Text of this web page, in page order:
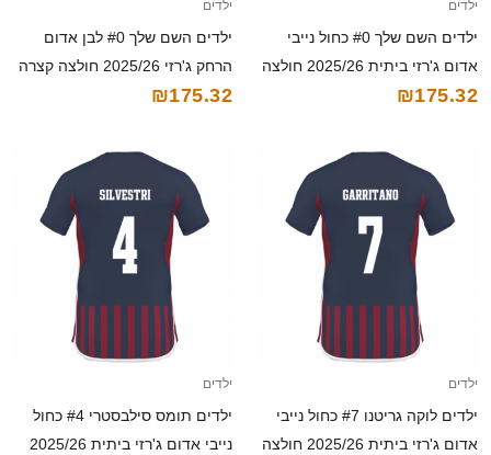
ילדים
ילדים השם שלך #0 כחול נייבי
אדום ג'רזי ביתית 2025/26 חולצה
קצרה
₪175.32
ילדים
ילדים השם שלך #0 לבן אדום
הרחק ג'רזי 2025/26 חולצה קצרה
₪175.32
ילדים
ילדים לוקה גריטנו #7 כחול נייבי
אדום ג'רזי ביתית 2025/26 חולצה
ילדים
ילדים תומס סילבסטרי #4 כחול
נייבי אדום ג'רזי ביתית 2025/26